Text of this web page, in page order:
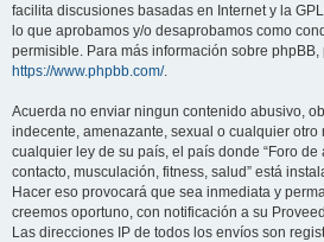
facilita discusiones basadas en Internet y la
lo que aprobamos y/o desaprobamos como
permisible. Para más información sobre phpBB,
https://www.phpbb.com/.
Acuerda no enviar ningun contenido abusivo,
indecente, amenazante, sexual o cualquier
cualquier ley de su país, el país donde “Foro
contacto, musculación, fitness, salud” está
Hacer eso provocará que sea inmediata y
creemos oportuno, con notificación a su
Las direcciones IP de todos los envíos son